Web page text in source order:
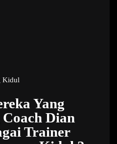
Kidul
Yang
Dian
Trainer